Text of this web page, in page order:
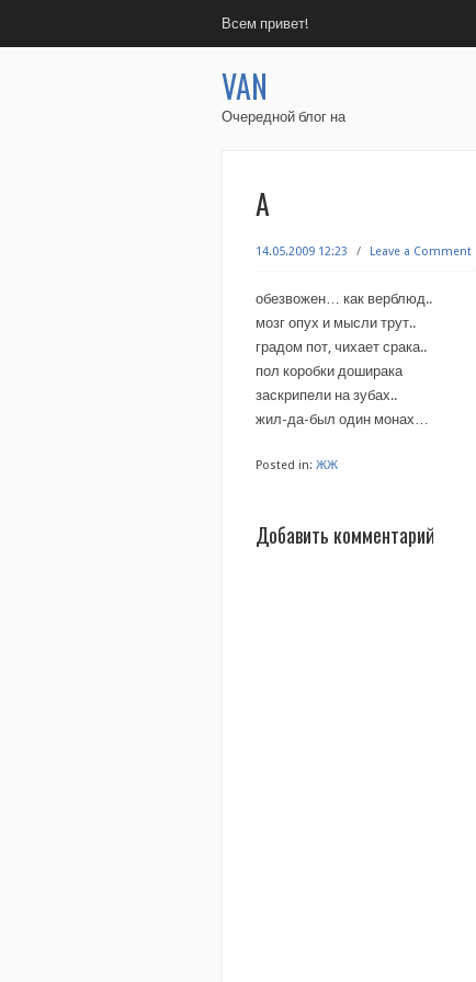
Всем привет!
VAN
Очередной блог на
А
14.05.2009 12:23 / Leave a Comment
обезвожен… как верблюд..
мозг опух и мысли трут..
градом пот, чихает срака..
пол коробки доширака
заскрипели на зубах..
жил-да-был один монах…
Posted in: ЖЖ
Добавить комментарий